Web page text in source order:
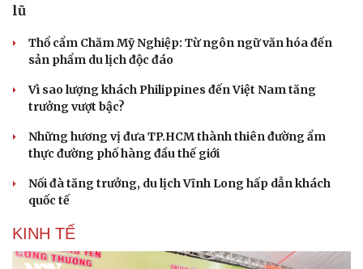
lũ
Thổ cẩm Chăm Mỹ Nghiệp: Từ ngôn ngữ văn hóa đến
sản phẩm du lịch độc đáo
Vì sao lượng khách Philippines đến Việt Nam tăng
trưởng vượt bậc?
Những hương vị đưa TP.HCM thành thiên đường ẩm
thực đường phố hàng đầu thế giới
Nối đà tăng trưởng, du lịch Vĩnh Long hấp dẫn khách
quốc tế
KINH TẾ